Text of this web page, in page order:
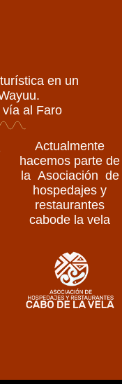
en un
al Faro
Actualmente
hacemos parte de
la Asociación de
hospedajes y
restaurantes
cabode la vela